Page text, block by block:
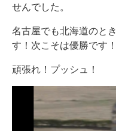
せんでした。
名古屋でも北海道のと
す！次こそは優勝です！
頑張れ！プッシュ！